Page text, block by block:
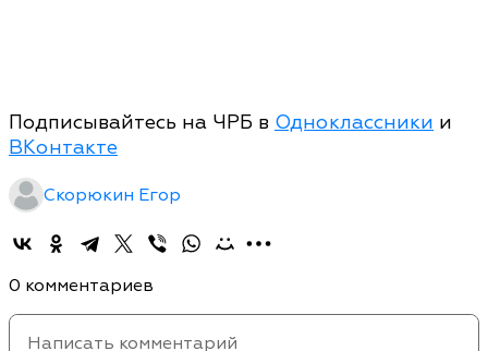
Подписывайтесь на ЧРБ в Одноклассники и
ВКонтакте
Скорюкин Егор
0 комментариев